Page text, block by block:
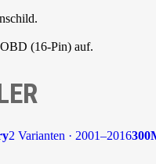
(16-Pin) auf.
2 Varianten · 2001–2016